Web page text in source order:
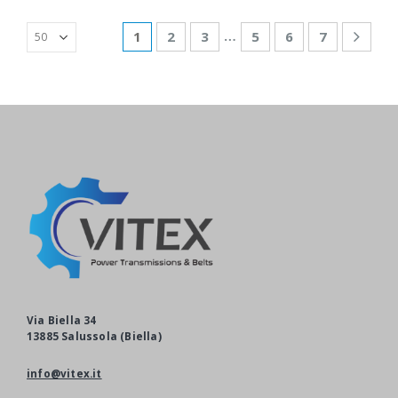
1 2 3 … 5 6 7
Via Biella 34
13885 Salussola (Biella)
info@vitex.it